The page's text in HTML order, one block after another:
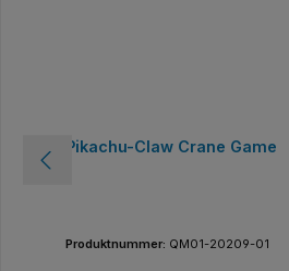
Pikachu-Claw Crane Game
Produktnummer: QM01-20209-01